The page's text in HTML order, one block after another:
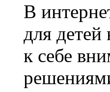
В
для
к себе